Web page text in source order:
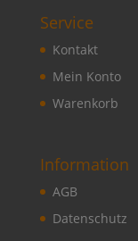
Service
Kontakt
Mein Konto
Warenkorb
Information
AGB
Datenschutz